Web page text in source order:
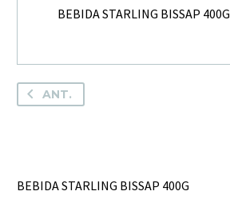
BEBIDA STARLING BISSAP 400G
ANT.
BEBIDA STARLING BISSAP 400G